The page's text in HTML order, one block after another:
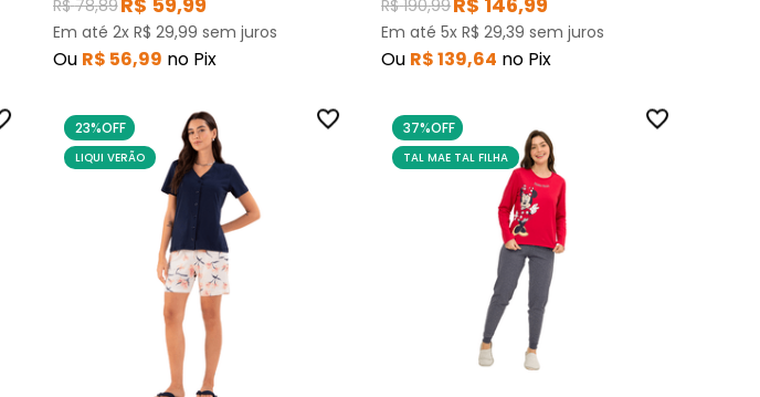
R$ 78,89
Em até 2x R$ 29,99 sem juros
Ou R$ 56,99 no Pix
R$ 190,99
Em até5xR$ 29,39 sem juros
Ou R$139,64 no Pix
23%OFF
LIQUI VERÃO
37%OFF
TAL MAE TAL FILHA